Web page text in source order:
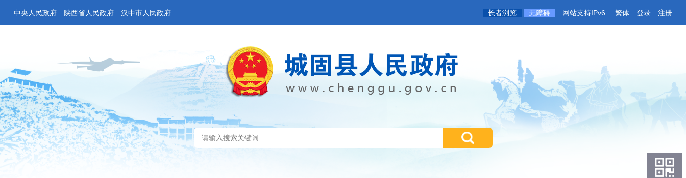
中央人民政府 陕西省人民政府 汉中市人民政府 长者浏览 无障碍 网站支持IPv6 繁体 登录 注册